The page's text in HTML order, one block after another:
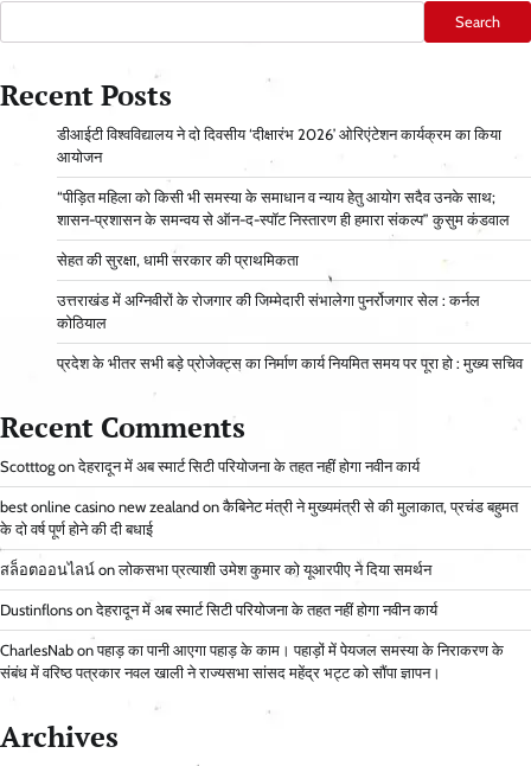
Search
Recent Posts
डीआईटी विश्वविद्यालय ने दो दिवसीय ‘दीक्षारंभ 2026’ ओरिएंटेशन कार्यक्रम का किया
आयोजन
“पीड़ित महिला को किसी भी समस्या के समाधान व न्याय हेतु आयोग सदैव उनके साथ;
शासन-प्रशासन के समन्वय से ऑन-द-स्पॉट निस्तारण ही हमारा संकल्प” कुसुम कंडवाल
सेहत की सुरक्षा, धामी सरकार की प्राथमिकता
उत्तराखंड में अग्निवीरों के रोजगार की जिम्मेदारी संभालेगा पुनर्रोजगार सेल : कर्नल
कोठियाल
प्रदेश के भीतर सभी बड़े प्रोजेक्ट्स का निर्माण कार्य नियमित समय पर पूरा हो : मुख्य सचिव
Recent Comments
Scotttog onदेहरादून में अब स्मार्ट सिटी परियोजना के तहत नहीं होगा नवीन कार्य
best online casino new zealand onकैबिनेट मंत्री ने मुख्यमंत्री से की मुलाकात, प्रचंड बहुमत
के दो वर्ष पूर्ण होने की दी बधाई
สล็อตออนไลน์ onलोकसभा प्रत्याशी उमेश कुमार को यूआरपीए ने दिया समर्थन
Dustinflons onदेहरादून में अब स्मार्ट सिटी परियोजना के तहत नहीं होगा नवीन कार्य
CharlesNab onपहाड़ का पानी आएगा पहाड़ के काम। पहाड़ों में पेयजल समस्या के निराकरण के
संबंध में वरिष्ठ पत्रकार नवल खाली ने राज्यसभा सांसद महेंद्र भट्ट को सौंपा ज्ञापन।
Archives